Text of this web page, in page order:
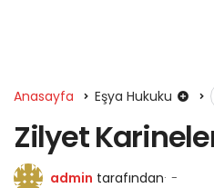
Anasayfa Eşya Hukuku
Zilyet
admin tarafından -